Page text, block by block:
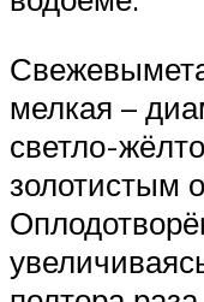
мелкая –
светло-
золотистым